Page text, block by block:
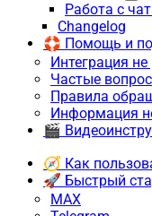
Работа с
Changelog
🛟 Помощь и
Интеграция
Частые
Правила
Информация
🎬
🧭 Как
🚀 Быстрый
MAX